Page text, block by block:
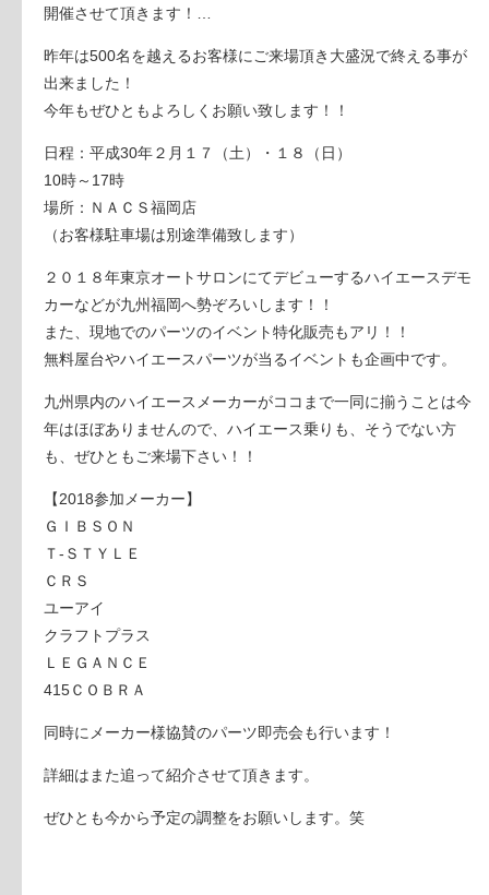
開催させて頂きます！ …
昨年は500名を越えるお客様にご来場頂き大盛況で終える事が
出来ました！
今年もぜひともよろしくお願い致します！！
日程：平成30年２月１７（土）・１８（日）
10時～17時
場所：ＮＡＣＳ福岡店
（お客様駐車場は別途準備致します）
２０１８年東京オートサロンにてデビューするハイエースデモ
カーなどが九州福岡へ勢ぞろいします！！
また、現地でのパーツのイベント特化販売もアリ！！
無料屋台やハイエースパーツが当るイベントも企画中です。
九州県内のハイエースメーカーがココまで一同に揃うことは今
年はほぼありませんので、ハイエース乗りも、そうでない方
も、ぜひともご来場下さい！！
【2018参加メーカー】
ＧＩＢＳＯＮ
Ｔ-ＳＴＹＬＥ
ＣＲＳ
ユーアイ
クラフトプラス
ＬＥＧＡＮＣＥ
415ＣＯＢＲＡ
同時にメーカー様協賛のパーツ即売会も行います！
詳細はまた追って紹介させて頂きます。
ぜひとも今から予定の調整をお願いします。笑